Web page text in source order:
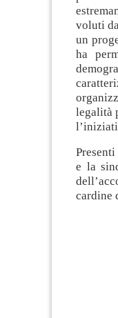
voluti
un
ha
legalità
e la
cardine